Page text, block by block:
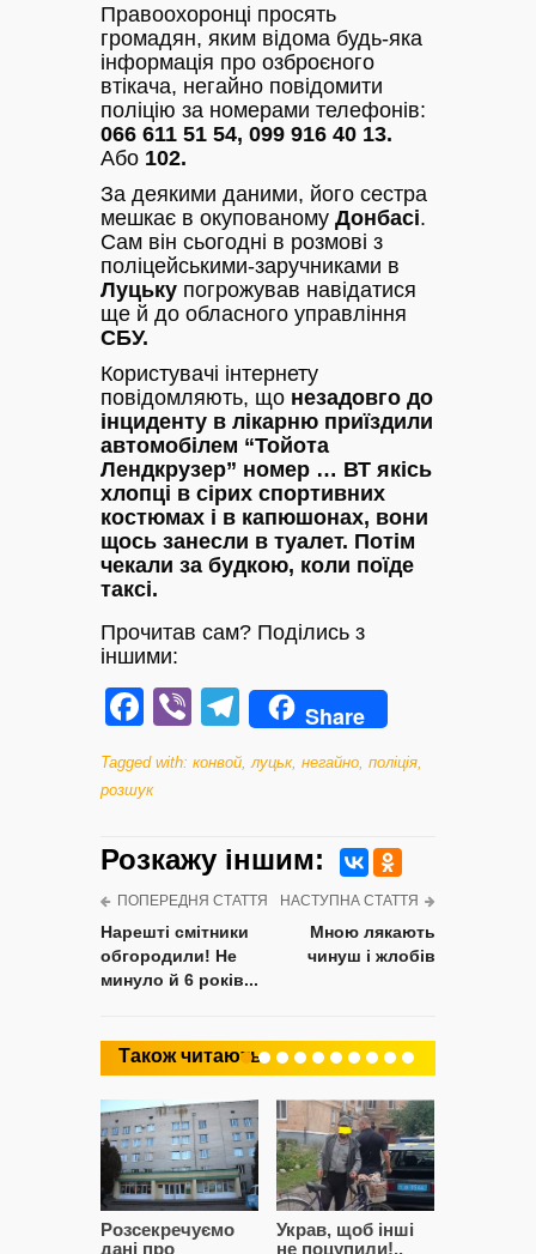
Правоохоронці просять
громадян, яким відома будь-яка
інформація про озброєного
втікача, негайно повідомити
поліцію за номерами телефонів:
066 611 51 54, 099 916 40 13.
Або 102.
За деякими даними, його сестра
мешкає в окупованому Донбасі.
Сам він сьогодні в розмові з
поліцейськими-заручниками в
Луцьку погрожував навідатися
ще й до обласного управління
СБУ.
Користувачі інтернету
повідомляють, що незадовго до
інциденту в лікарню приїздили
автомобілем “Тойота
Лендкрузер” номер … ВТ якісь
хлопці в сірих спортивних
костюмах і в капюшонах, вони
щось занесли в туалет. Потім
чекали за будкою, коли поїде
таксі.
Прочитав сам? Поділись з
іншими:
Facebook
ViberTelegram
Share
Tagged with: конвой луцьк, негайно поліція
розшук
Розкажу iншим:
ПОПЕРЕДНЯ СТАТТЯ
Нарешті смітники
обгородили! Не
минуло й 6 років...
НАСТУПНА СТАТТЯ
Мною лякають
чинуш і жлобів
Також читають
Розсекречуємо
дані про
Украв, щоб інші
не поцупили!..